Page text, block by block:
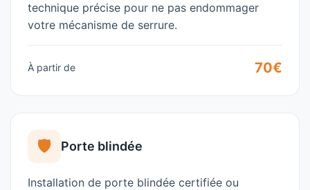
technique précise pour ne pas endommager
votre mécanisme de serrure.
À partir de 70€
🛡️ Porte blindée
Installation de porte blindée certifiée ou